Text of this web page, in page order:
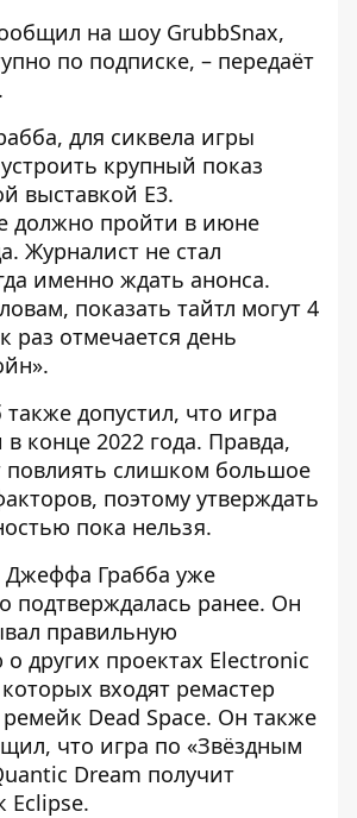
на шоу GrubbSnax,
по подписке, – передаёт
.
для сиквела игры
крупный показ
выставкой E3.
должно пройти в июне
Журналист не стал
именно ждать анонса.
показать тайтл могут 4
раз отмечается день
допустил, что игра
конце 2022 года. Правда,
повлиять слишком большое
поэтому утверждать
пока нельзя.
Грабба уже
подтверждалась ранее. Он
правильную
других проектах Electronic
входят ремастер
Dead Space. Он также
что игра по «Звёздным
Dream получит
Eclipse.